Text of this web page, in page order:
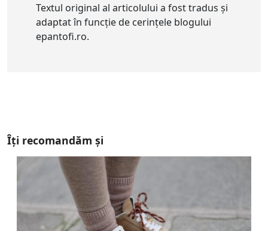
Textul original al articolului a fost tradus și
adaptat în funcție de cerințele blogului
epantofi.ro.
Îți recomandăm și